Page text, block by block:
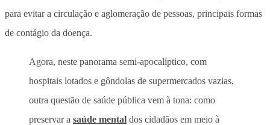
para evitar a circulação e aglomeração de pessoas, principais formas
de contágio da doença.
Agora, neste panorama semi-apocalíptico, com
hospitais lotados e gôndolas de supermercados vazias,
outra questão de saúde pública vem à tona: como
preservar a saúde mental dos cidadãos em meio à